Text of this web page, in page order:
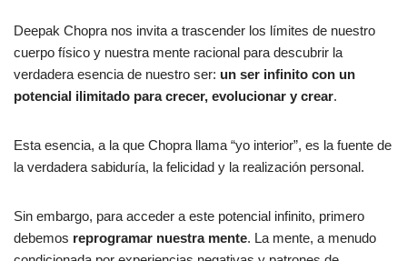
Deepak Chopra nos invita a trascender los límites de nuestro
cuerpo físico y nuestra mente racional para descubrir la
verdadera esencia de nuestro ser: un ser infinito con un
potencial ilimitado para crecer, evolucionar y crear.
Esta esencia, a la que Chopra llama “yo interior”, es la fuente de
la verdadera sabiduría, la felicidad y la realización personal.
Sin embargo, para acceder a este potencial infinito, primero
debemos reprogramar nuestra mente. La mente, a menudo